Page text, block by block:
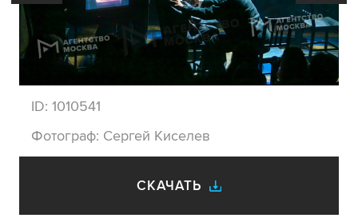
ID: 1010541
Фотограф: Сергей Киселев
СКАЧАТЬ